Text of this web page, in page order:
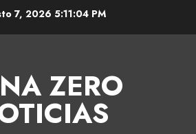
7, 2026 5:11:04 PM
ZERO